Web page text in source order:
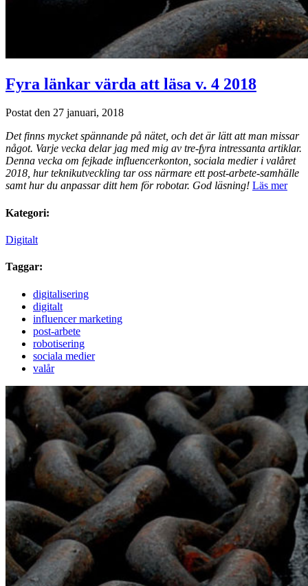
Fyra länkar värda att läsa v. 4 2018
Postat den 27 januari, 2018
Det finns mycket spännande på nätet, och det är lätt att man missar
något. Varje vecka delar jag med mig av tre-fyra intressanta artiklar.
Denna vecka om fejkade influencerkonton, sociala medier i valåret
2018, hur teknikutveckling tar oss närmare ett post-arbete-samhälle
samt hur du anpassar ditt hem för robotar. God läsning! Läs mer
Kategori:
Digitalt
Taggar:
digitalisering
digitalt
influencer marketing
post-arbete
robotisering
sociala medier
valår